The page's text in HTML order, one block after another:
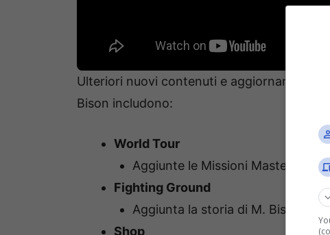
Ulteriori nuovi contenuti e aggiornamenti
Bison includono:
World Tour
Aggiunte le Missioni Master di M.
Fighting Ground
Aggiunta la storia di M. Bison
Shop